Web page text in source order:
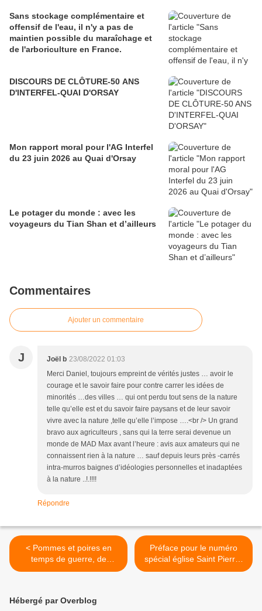
Sans stockage complémentaire et
offensif de l'eau, il n'y a pas de
maintien possible du maraîchage et
de l'arboriculture en France.
DISCOURS DE CLÔTURE-50 ANS
D'INTERFEL-QUAI D'ORSAY
Mon rapport moral pour l'AG Interfel
du 23 juin 2026 au Quai d'Orsay
Le potager du monde : avec les
voyageurs du Tian Shan et d’ailleurs
Commentaires
Ajouter un commentaire
J Joël b 23/08/2022 01:03
Merci Daniel, toujours empreint de vérités justes … avoir le
courage et le savoir faire pour contre carrer les idées de
minorités …des villes … qui ont perdu tout sens de la nature
telle qu’elle est et du savoir faire paysans et de leur savoir
vivre avec la nature ,telle qu’elle l’impose ….<br /> Un grand
bravo aux agriculteurs , sans qui la terre serai devenue un
monde de MAD Max avant l’heure : avis aux amateurs qui ne
connaissent rien à la nature … sauf depuis leurs près -carrés
intra-murros baignes d’idéologies personnelles et inadaptées
à la nature ..!.!!!!
Répondre
< Pommes et poires en
temps de guerre, de
sécheresse, de canicule et
Préface pour le numéro
spécial église Saint Pierre-
Es-Liens des cahiers de
Hébergé par Overblog